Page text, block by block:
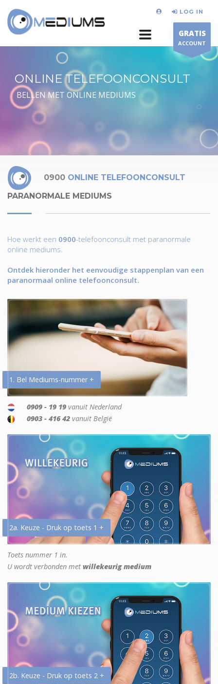
LOG IN
GRATIS
ACCOUNT
ONLINE TELEFOONCONSULT
BELLEN MET ONLINE MEDIUMS
0900 ONLINE TELEFOONCONSULT
PARANORMALE MEDIUMS
Hoe werkt een 0900-telefoonconsult met paranormale
online mediums.
Ontdek hieronder het eenvoudige stappenplan van een
paranormaal online telefoonconsult.
1. Bel Mediums-nummer +
0909 - 19 19 vanuit Nederland
0903 - 416 42 vanuit België
2a. Keuze - Druk op toets 1 +
Toets nummer 1 in.
U wordt verbonden met willekeurig medium
2b. Keuze - Druk op toets 2 +